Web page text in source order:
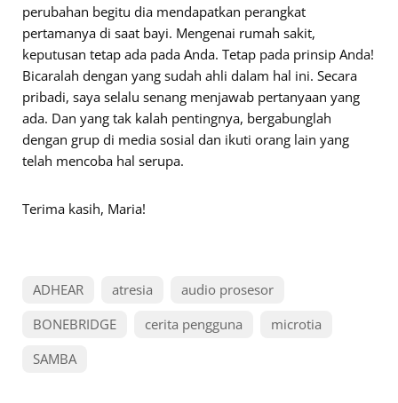
perubahan begitu dia mendapatkan perangkat
pertamanya di saat bayi. Mengenai rumah sakit,
keputusan tetap ada pada Anda. Tetap pada prinsip Anda!
Bicaralah dengan yang sudah ahli dalam hal ini. Secara
pribadi, saya selalu senang menjawab pertanyaan yang
ada. Dan yang tak kalah pentingnya, bergabunglah
dengan grup di media sosial dan ikuti orang lain yang
telah mencoba hal serupa.
Terima kasih, Maria!
ADHEAR atresia
audio prosesor
BONEBRIDGE
cerita pengguna
microtia
SAMBA